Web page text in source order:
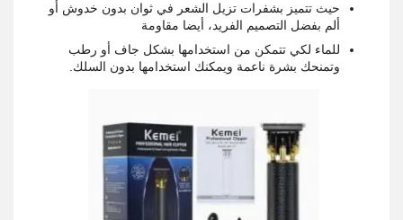
حيث تتميز بشفرات تزيل الشعر في ثوان بدون خدوش أو
ألم بفضل التصميم الفريد، أيضا مقاومة
للماء لكي تتمكن من استخدامها بشكل جاف أو رطب
وتمنحك بشرة ناعمة ويمكنك استخدامها بدون السلك.